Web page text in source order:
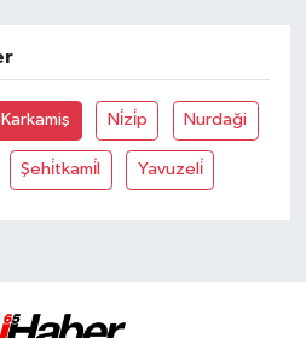
Karkamiş Ni̇zi̇p Nurdaği
Şehi̇tkami̇l Yavuzeli̇